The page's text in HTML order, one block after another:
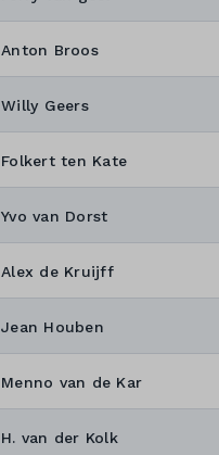
Anton Broos
Willy Geers
Folkert ten Kate
Yvo van Dorst
Alex de Kruijff
Jean Houben
Menno van de Kar
H. van der Kolk